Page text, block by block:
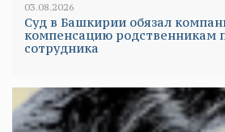
03.08.2026
Суд в Башкирии обязал
компенсацию родственникам
сотрудника